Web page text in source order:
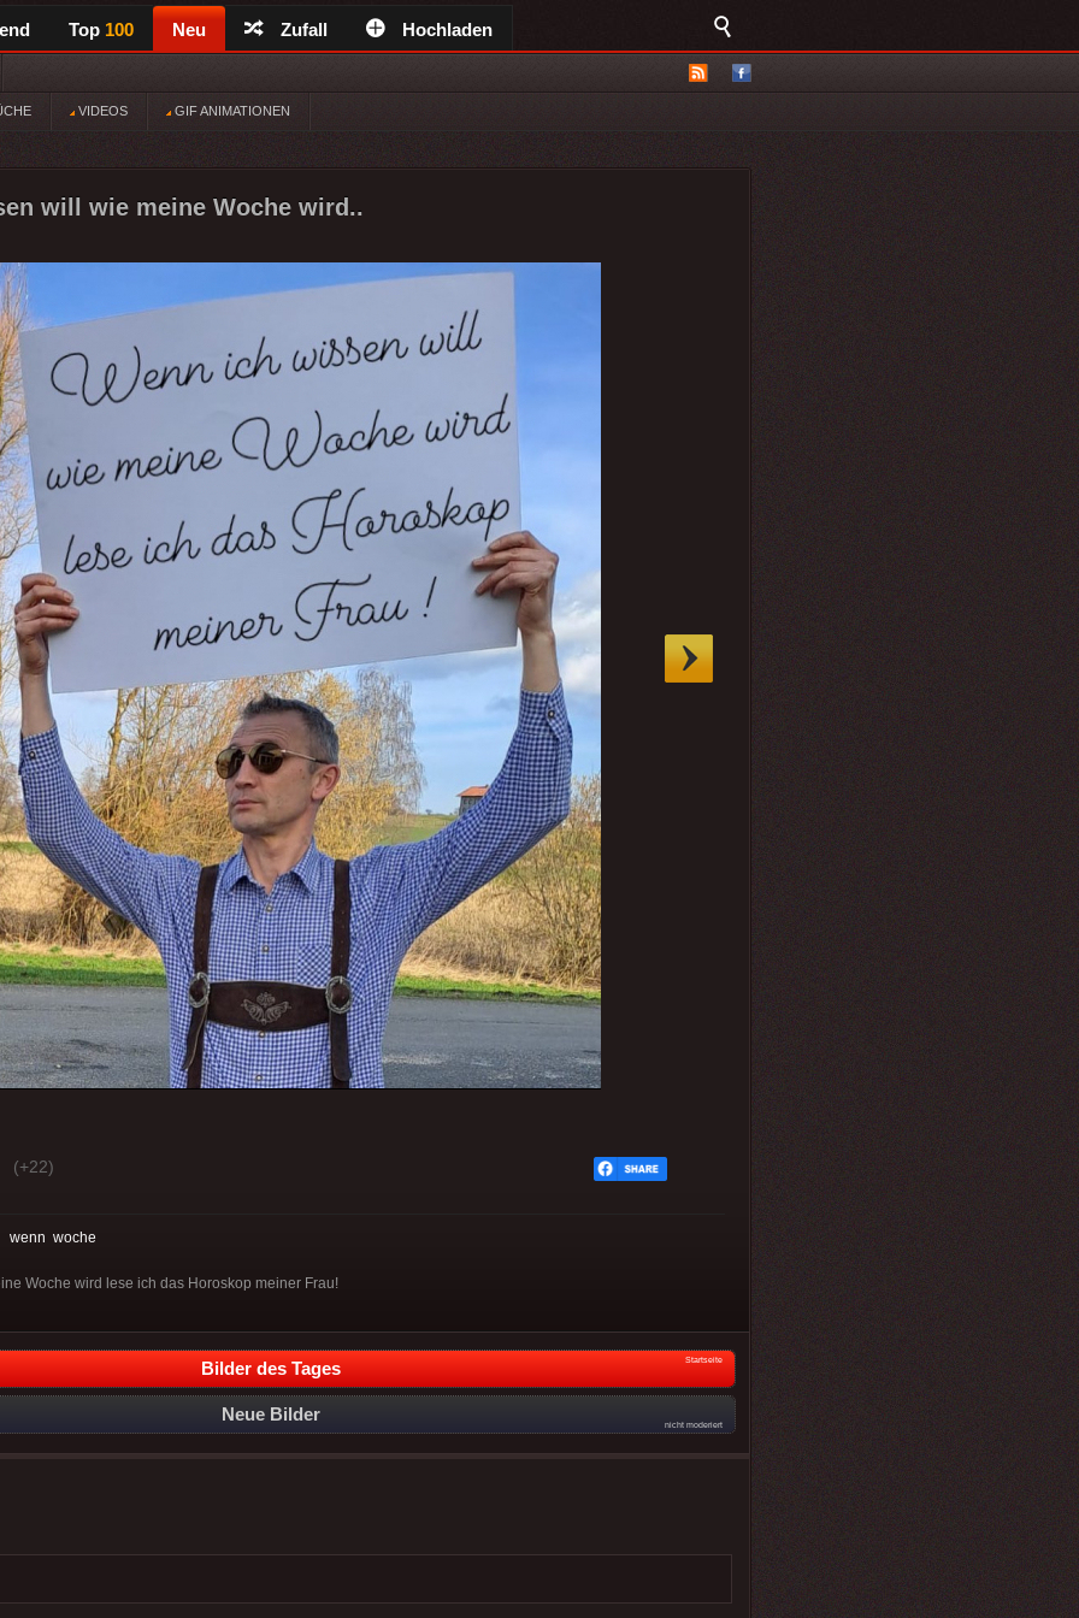
Top 100 Neu Zufall Hochladen
VIDEOS GIF ANIMATIONEN
will wie meine Woche wird..
(+22)
wenn woche
Woche wird lese ich das Horoskop meiner Frau!
Bilder des Tages Startseite
Neue Bilder
nicht moderiert